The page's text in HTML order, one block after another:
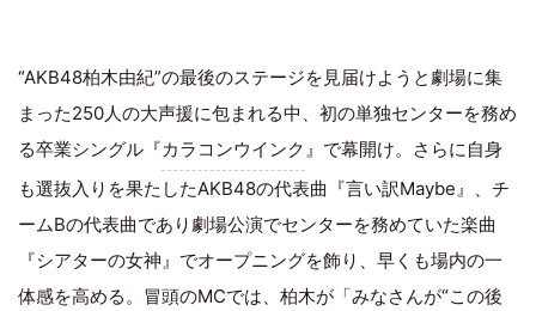
“AKB48柏木由紀”の最後のステージを見届けようと劇場に集
まった250人の大声援に包まれる中、初の単独センターを務め
る卒業シングル『カラコンウインク 』で幕開け。さらに自身
も選抜入りを果たしたAKB48の代表曲『言い訳Maybe』、チ
ームBの代表曲であり劇場公演でセンターを務めていた楽曲
『シアターの女神』でオープニングを飾り、早くも場内の一
体感を高める。冒頭のMCでは、柏木が「みなさんが“この後